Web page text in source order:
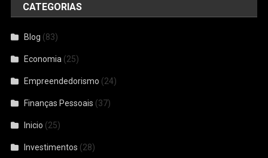
CATEGORIAS
Blog (83)
Economia (25)
Empreendedorismo (24)
Finanças Pessoais (37)
Inicio (25)
Investimentos (28)